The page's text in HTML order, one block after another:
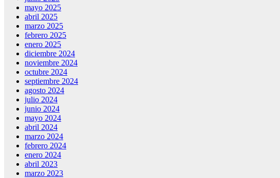
mayo 2025
abril 2025
marzo 2025
febrero 2025
enero 2025
diciembre 2024
noviembre 2024
octubre 2024
septiembre 2024
agosto 2024
julio 2024
junio 2024
mayo 2024
abril 2024
marzo 2024
febrero 2024
enero 2024
abril 2023
marzo 2023